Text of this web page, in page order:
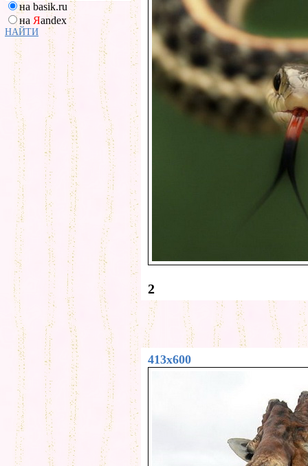
на basik.ru
на Яandex
НАЙТИ
2
413x600